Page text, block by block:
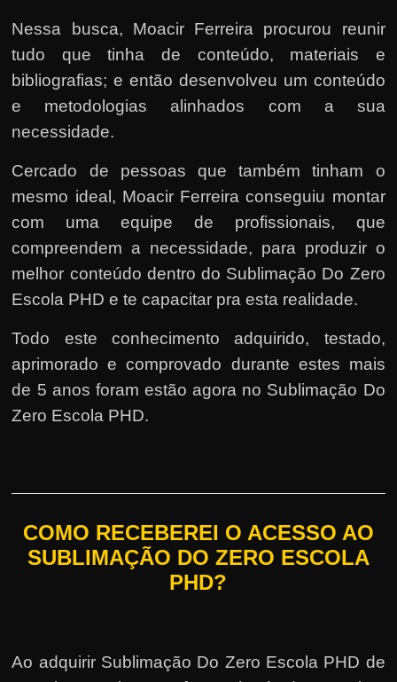
Nessa busca, Moacir Ferreira procurou reunir
tudo que tinha de conteúdo, materiais e
bibliografias; e então desenvolveu um conteúdo
e metodologias alinhados com a sua
necessidade.
Cercado de pessoas que também tinham o
mesmo ideal, Moacir Ferreira conseguiu montar
com uma equipe de profissionais, que
compreendem a necessidade, para produzir o
melhor conteúdo dentro do Sublimação Do Zero
Escola PHD e te capacitar pra esta realidade.
Todo este conhecimento adquirido, testado,
aprimorado e comprovado durante estes mais
de 5 anos foram estão agora no Sublimação Do
Zero Escola PHD.
COMO RECEBEREI O ACESSO AO
SUBLIMAÇÃO DO ZERO ESCOLA
PHD?
Ao adquirir Sublimação Do Zero Escola PHD de